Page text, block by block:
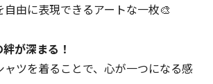
由に表現できるアートな一枚🎨
が深まる！
ツを着ることで、心が一つになる感